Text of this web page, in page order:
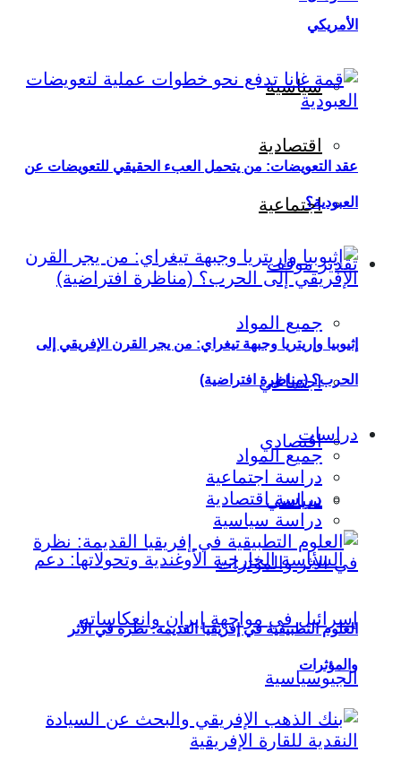
سياسية
اقتصادية
اجتماعية
تقدير موقف
جميع المواد
اجتماعي
اقتصادي
سياسي
الأمريكي
عقد التعويضات: من يتحمل العبء الحقيقي للتعويضات عن
العبودية؟
إثيوبيا وإريتريا وجبهة تيغراي: من يجر القرن الإفريقي إلى
الحرب؟ (مناظرة افتراضية)
دراسات
جميع المواد
دراسة اجتماعية
دراسة اقتصادية
دراسة سياسية
العلوم التطبيقية في إفريقيا القديمة: نظرة في الأثر
والمؤثرات